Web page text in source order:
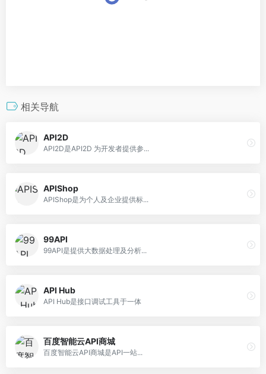
相关导航
API2D
API2D是API2D 为开发者提供参...
APIShop
APIShop是为个人及企业提供标...
99API
99API是提供大数据处理及分析...
API Hub
API Hub是接口调试工具于一体
百度智能云API商城
百度智能云API商城是API一站...